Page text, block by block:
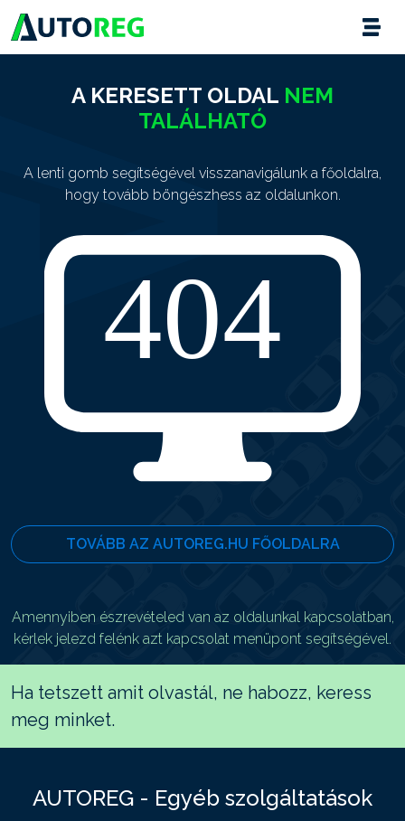
A KERESETT OLDAL NEM
TALÁLHATÓ
A lenti gomb segítségével visszanavigálunk a főoldalra,
hogy tovább böngészhess az oldalunkon.
TOVÁBB AZ AUTOREG.HU FŐOLDALRA
Amennyiben észrevételed van az oldalunkal kapcsolatban,
kérlek jelezd felénk azt kapcsolat menüpont segítségével.
Ha tetszett amit olvastál, ne habozz, keress
meg minket.
AUTOREG - Egyéb szolgáltatások